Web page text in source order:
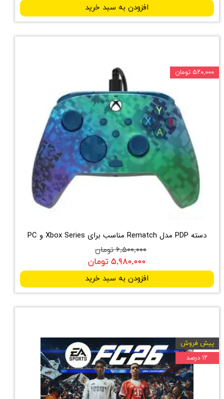
افزودن به سبد خرید
دسته PDP مدل Rematch مناسب برای Xbox Series و PC
۶,۵۰۰,۰۰۰ تومان
۵,۹۸۰,۰۰۰ تومان
افزودن به سبد خرید
۵۲۰,۰۰۰ تومان
پیش فروش
۱۲ درصد